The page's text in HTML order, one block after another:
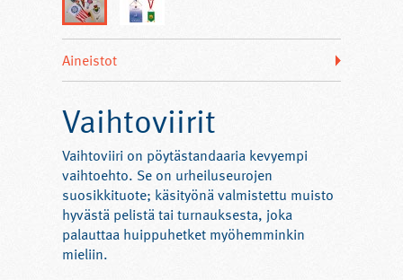
Aineistot
Vaihtoviirit
Vaihtoviiri on pöytästandaaria kevyempi
vaihtoehto. Se on urheiluseurojen
suosikkituote; käsityönä valmistettu muisto
hyvästä pelistä tai turnauksesta, joka
palauttaa huippuhetket myöhemminkin
mieliin.